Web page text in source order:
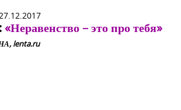
«Неравенство – это про тебя»
lenta.ru